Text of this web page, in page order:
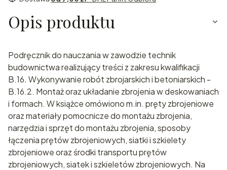
Opis produktu
Podręcznik do nauczania w zawodzie technik
budownictwa realizujący treści z zakresu kwalifikacji
B.16. Wykonywanie robót zbrojarskich i betoniarskich -
B.16.2. Montaż oraz układanie zbrojenia w deskowaniach
i formach. W książce omówiono m.in. pręty zbrojeniowe
oraz materiały pomocnicze do montażu zbrojenia,
narzędzia i sprzęt do montażu zbrojenia, sposoby
łączenia prętów zbrojeniowych, siatki i szkielety
zbrojeniowe oraz środki transportu prętów
zbrojeniowych, siatek i szkieletów zbrojeniowych. Na